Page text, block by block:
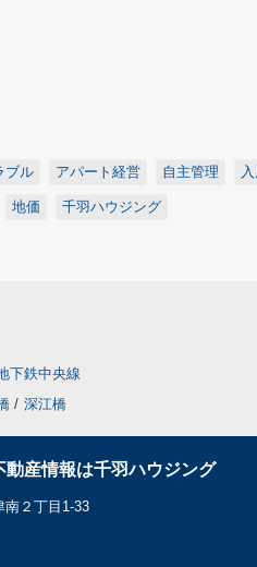
ブル アパート経営 自主管理
地価 千羽ハウジング
下鉄中央線
/ 深江橋
動産情報は千羽ハウジング
南２丁目1-33